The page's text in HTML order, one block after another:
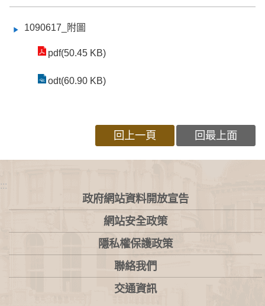
1090617_附圖
pdf(50.45 KB)
odt(60.90 KB)
回上一頁 回最上面
:::
政府網站資料開放宣告
網站安全政策
隱私權保護政策
聯絡我們
交通資訊